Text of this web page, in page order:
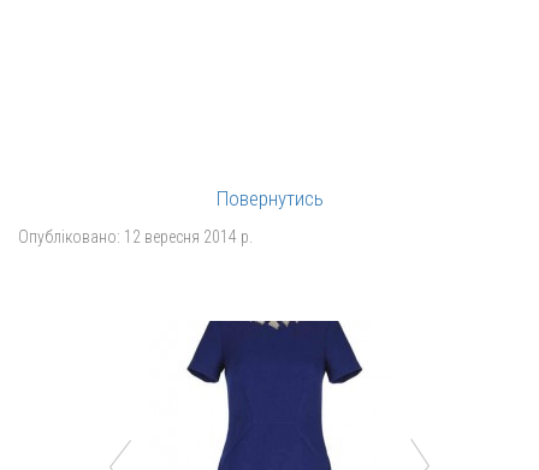
Повернутись
Опубліковано: 12 вересня 2014 р.